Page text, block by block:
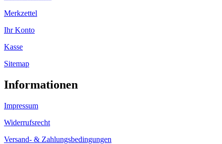
Merkzettel
Ihr Konto
Kasse
Sitemap
Informationen
Impressum
Widerrufsrecht
Versand- & Zahlungsbedingungen